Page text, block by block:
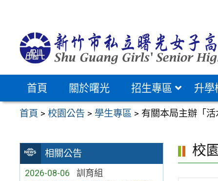
首頁 關於曙光 招生專區 升學
首頁 >校園公告 > 學生專區 > 有關本局主辦「
相關公告
2026-08-06 訓育組
校